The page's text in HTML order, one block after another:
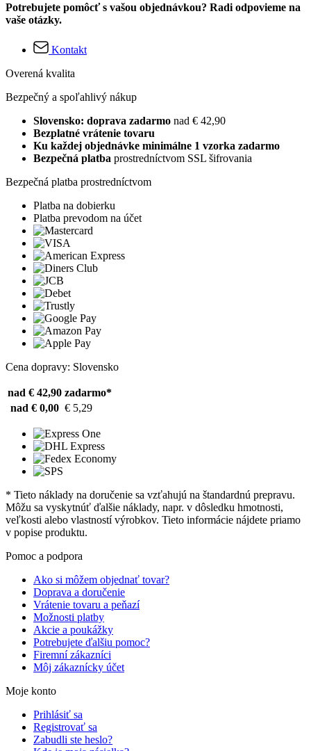
Potrebujete pomôcť s vašou objednávkou? Radi odpovieme na
vaše otázky.
Kontakt
Overená kvalita
Bezpečný a spoľahlivý nákup
Slovensko: doprava zadarmo nad € 42,90
Bezplatné vrátenie tovaru
Ku každej objednávke minimálne 1 vzorka zadarmo
Bezpečná platba prostredníctvom SSL šifrovania
Bezpečná platba prostredníctvom
Platba na dobierku
Platba prevodom na účet
Cena dopravy: Slovensko
nad € 42,90 zadarmo*
nad € 0,00 € 5,29
* Tieto náklady na doručenie sa vzťahujú na štandardnú prepravu.
Môžu sa vyskytnúť ďalšie náklady, napr. v dôsledku hmotnosti,
veľkosti alebo vlastností výrobkov. Tieto informácie nájdete priamo
v popise produktu.
Pomoc a podpora
Ako si môžem objednať tovar?
Doprava a doručenie
Vrátenie tovaru a peňazí
Možnosti platby
Akcie a poukážky
Potrebujete ďalšiu pomoc?
Firemní zákazníci
Môj zákaznícky účet
Moje konto
Prihlásiť sa
Registrovať sa
Zabudli ste heslo?